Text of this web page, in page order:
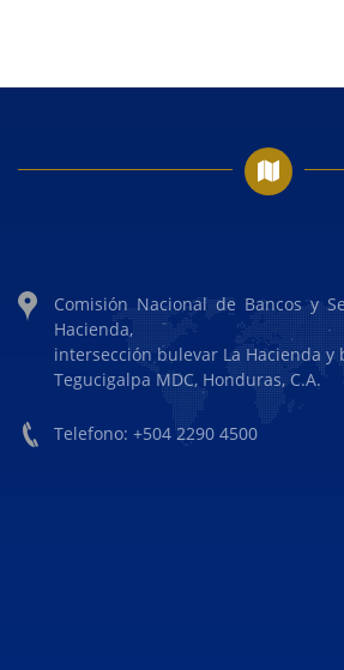
Comisión Nacional de Bancos y
Hacienda,
intersección bulevar La Hacienda y
Tegucigalpa MDC, Honduras, C.A.
Telefono: +504 2290 4500